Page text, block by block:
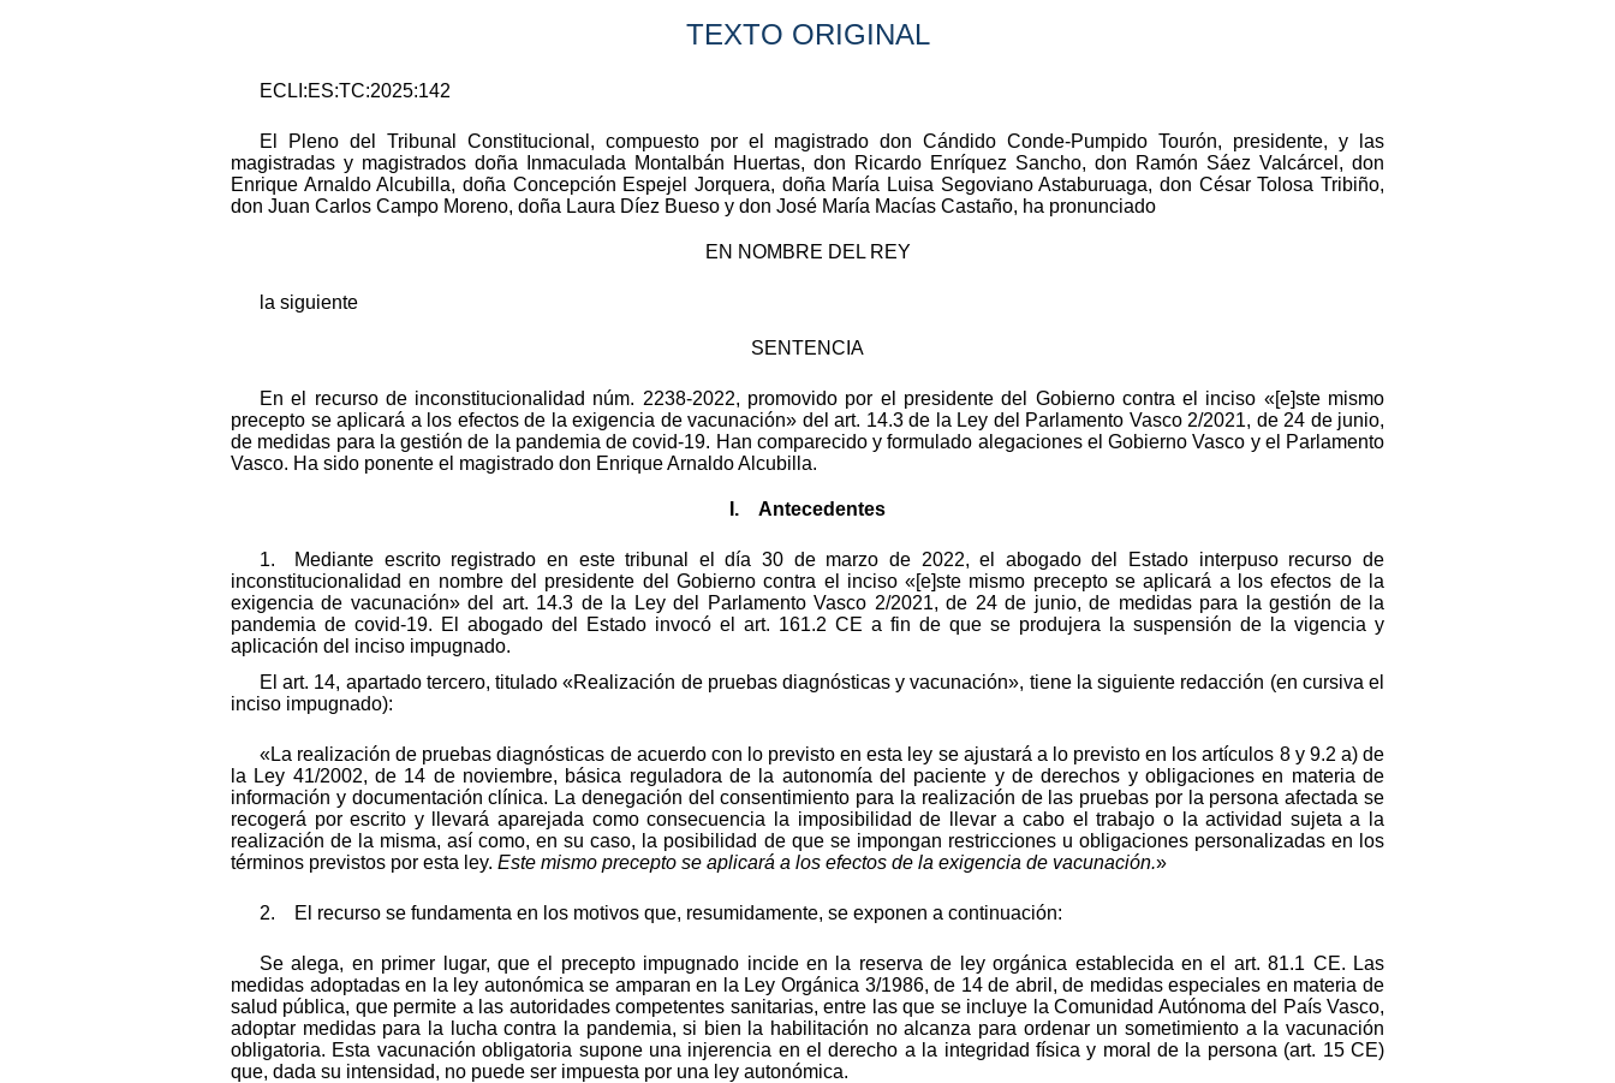
TEXTO ORIGINAL
ECLI:ES:TC:2025:142
El Pleno del Tribunal Constitucional, compuesto por el magistrado don Cándido Conde-Pumpido Tourón, presidente, y las
magistradas y magistrados doña Inmaculada Montalbán Huertas, don Ricardo Enríquez Sancho, don Ramón Sáez Valcárcel, don
Enrique Arnaldo Alcubilla, doña Concepción Espejel Jorquera, doña María Luisa Segoviano Astaburuaga, don César Tolosa Tribiño,
don Juan Carlos Campo Moreno, doña Laura Díez Bueso y don José María Macías Castaño, ha pronunciado
EN NOMBRE DEL REY
la siguiente
SENTENCIA
En el recurso de inconstitucionalidad núm. 2238-2022, promovido por el presidente del Gobierno contra el inciso «[e]ste mismo
precepto se aplicará a los efectos de la exigencia de vacunación» del art. 14.3 de la Ley del Parlamento Vasco 2/2021, de 24 de junio,
de medidas para la gestión de la pandemia de covid-19. Han comparecido y formulado alegaciones el Gobierno Vasco y el Parlamento
Vasco. Ha sido ponente el magistrado don Enrique Arnaldo Alcubilla.
I. Antecedentes
1. Mediante escrito registrado en este tribunal el día 30 de marzo de 2022, el abogado del Estado interpuso recurso de
inconstitucionalidad en nombre del presidente del Gobierno contra el inciso «[e]ste mismo precepto se aplicará a los efectos de la
exigencia de vacunación» del art. 14.3 de la Ley del Parlamento Vasco 2/2021, de 24 de junio, de medidas para la gestión de la
pandemia de covid-19. El abogado del Estado invocó el art. 161.2 CE a fin de que se produjera la suspensión de la vigencia y
aplicación del inciso impugnado.
El art. 14, apartado tercero, titulado «Realización de pruebas diagnósticas y vacunación», tiene la siguiente redacción (en cursiva el
inciso impugnado):
«La realización de pruebas diagnósticas de acuerdo con lo previsto en esta ley se ajustará a lo previsto en los artículos 8 y 9.2 a) de
la Ley 41/2002, de 14 de noviembre, básica reguladora de la autonomía del paciente y de derechos y obligaciones en materia de
información y documentación clínica. La denegación del consentimiento para la realización de las pruebas por la persona afectada se
recogerá por escrito y llevará aparejada como consecuencia la imposibilidad de llevar a cabo el trabajo o la actividad sujeta a la
realización de la misma, así como, en su caso, la posibilidad de que se impongan restricciones u obligaciones personalizadas en los
términos previstos por esta ley. Este mismo precepto se aplicará a los efectos de la exigencia de vacunación.»
2. El recurso se fundamenta en los motivos que, resumidamente, se exponen a continuación:
Se alega, en primer lugar, que el precepto impugnado incide en la reserva de ley orgánica establecida en el art. 81.1 CE. Las
medidas adoptadas en la ley autonómica se amparan en la Ley Orgánica 3/1986, de 14 de abril, de medidas especiales en materia de
salud pública, que permite a las autoridades competentes sanitarias, entre las que se incluye la Comunidad Autónoma del País Vasco,
adoptar medidas para la lucha contra la pandemia, si bien la habilitación no alcanza para ordenar un sometimiento a la vacunación
obligatoria. Esta vacunación obligatoria supone una injerencia en el derecho a la integridad física y moral de la persona (art. 15 CE)
que, dada su intensidad, no puede ser impuesta por una ley autonómica.